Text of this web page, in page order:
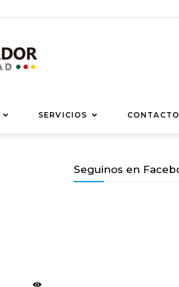
SERVICIOS CONTACTO
Seguinos en